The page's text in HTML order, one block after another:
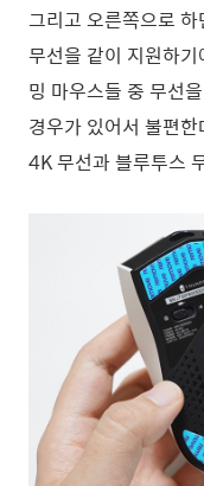
그리고 오른쪽으로
무선을 같이 지원하
밍 마우스들 중 무선
경우가 있어서 불편
4K 무선과 블루투스